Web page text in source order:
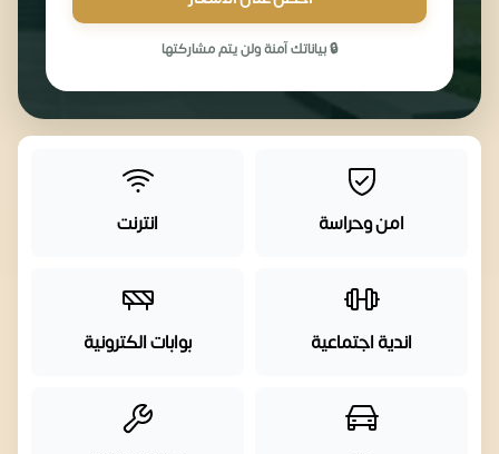
🔒 بياناتك آمنة ولن يتم مشاركتها
امن وحراسة انترنت
اندية اجتماعية بوابات الكترونية